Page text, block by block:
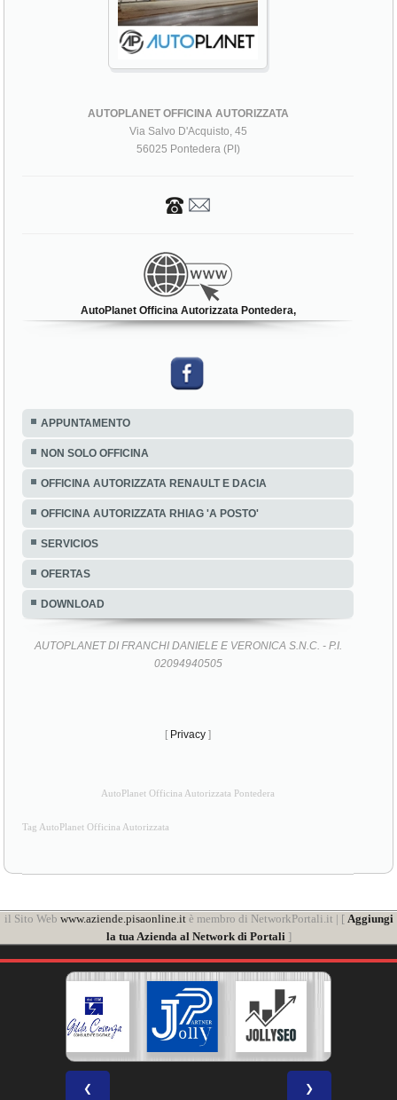
AUTOPLANET OFFICINA AUTORIZZATA
Via Salvo D'Acquisto, 45
56025 Pontedera (PI)
AutoPlanet Officina Autorizzata Pontedera,
APPUNTAMENTO
NON SOLO OFFICINA
OFFICINA AUTORIZZATA RENAULT E DACIA
OFFICINA AUTORIZZATA RHIAG 'A POSTO'
SERVICIOS
OFERTAS
DOWNLOAD
AUTOPLANET DI FRANCHI DANIELE E VERONICA S.N.C. - P.I.
02094940505
[ Privacy ]
AutoPlanet Officina Autorizzata Pontedera
Tag AutoPlanet Officina Autorizzata
il Sito Web www.aziende.pisaonline.itè membro di NetworkPortali.it | [ Aggiungi
la tua Azienda al Network di Portali ]
❮ ❯